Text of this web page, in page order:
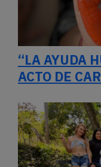
“LA AYUDA
ACTO DE